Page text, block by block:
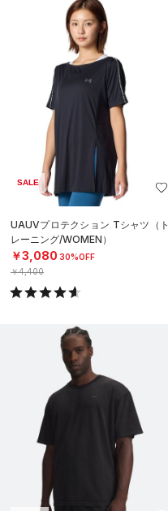
SALE
UAUVプロテクション Tシャツ（ト
レーニング/WOMEN）
￥3,080 30%OFF
￥4,400